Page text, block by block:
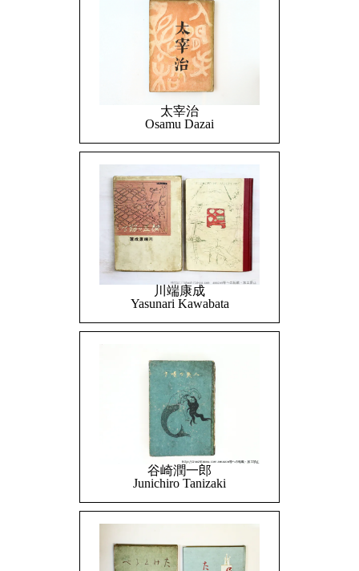
太宰治
Osamu Dazai
川端康成
Yasunari Kawabata
谷崎潤一郎
Junichiro Tanizaki